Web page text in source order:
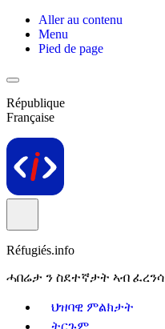
Aller au contenu
Menu
Pied de page
République
Française
Réfugiés.info
ሓበሬታ ን ስደተኛታት ኣብ ፈረንሳ
ህዝባዊ ምልክታት
ትርጉም